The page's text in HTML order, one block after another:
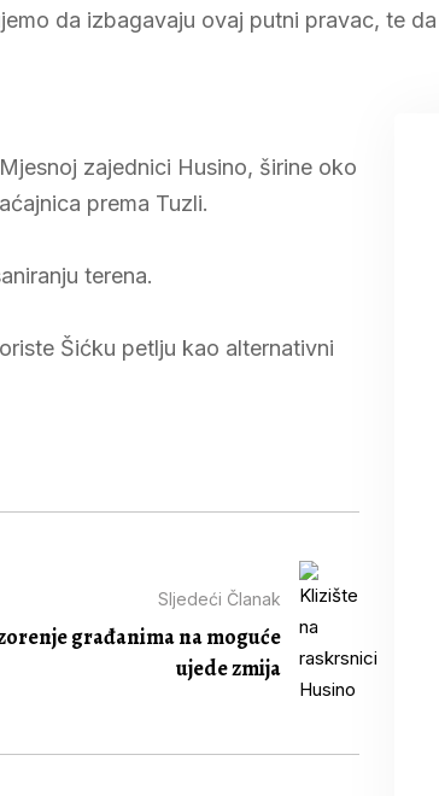
da izbagavaju ovaj putni pravac, te da
zajednici Husino, širine oko
prema Tuzli.
terena.
Šićku petlju kao alternativni
Sljedeći Članak
građanima na moguće
ujede zmija